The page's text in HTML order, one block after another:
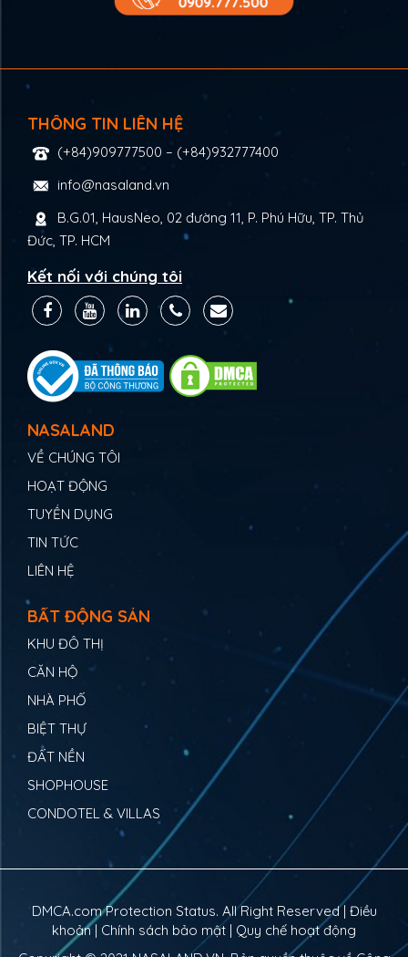
THÔNG TIN LIÊN HỆ
(+84)909777500 – (+84)932777400
info@nasaland.vn
B.G.01, HausNeo, 02 đường 11, P. Phú Hữu, TP. Thủ
Đức, TP. HCM
Kết nối với chúng tôi
NASALAND
VỀ CHÚNG TÔI
HOẠT ĐỘNG
TUYỂN DỤNG
TIN TỨC
LIÊN HỆ
BẤT ĐỘNG SẢN
KHU ĐÔ THỊ
CĂN HỘ
NHÀ PHỐ
BIỆT THỰ
ĐẤT NỀN
SHOPHOUSE
CONDOTEL & VILLAS
DMCA.com Protection Status. All Right Reserved | Điều
khoản| Chính sách bảo mật | Quy chế hoạt động